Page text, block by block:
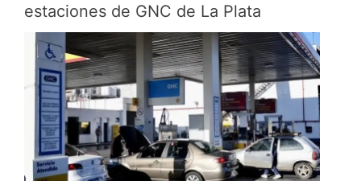
estaciones de GNC de La Plata